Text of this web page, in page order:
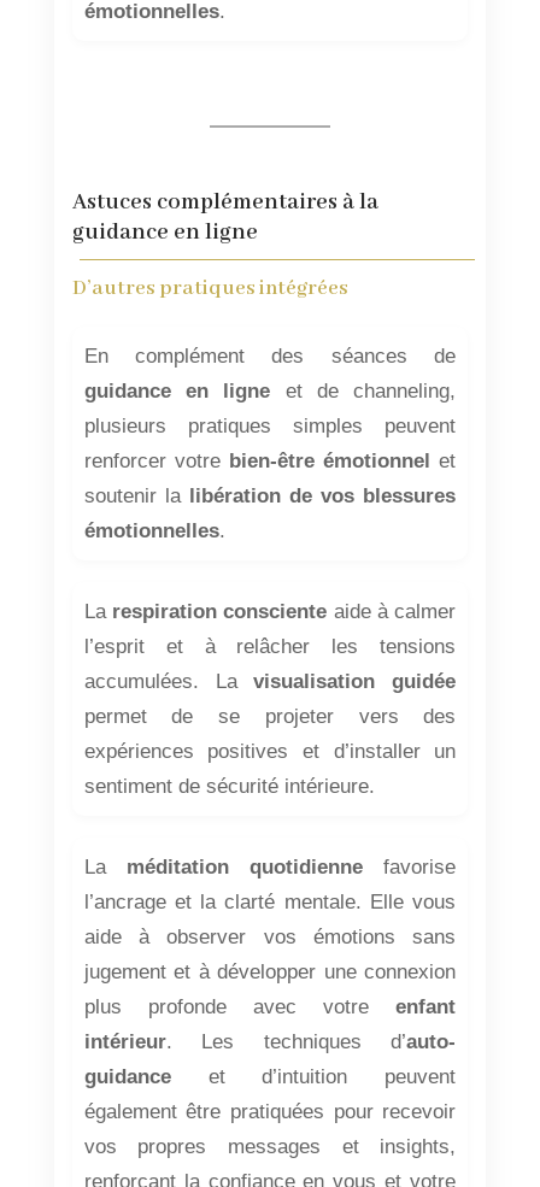
émotionnelles.
Astuces complémentaires à la
guidance en ligne
D’autres pratiques intégrées
En complément des séances de
guidance en ligne et de channeling,
plusieurs pratiques simples peuvent
renforcer votre bien-être émotionnel
et
soutenir la
libération de vos blessures
émotionnelles.
La respiration consciente aide à calmer
l’esprit et à relâcher les tensions
accumulées. Lavisualisation guidée
permet de se projeter vers des
expériences positives et d’installer un
sentiment de sécurité intérieure.
La méditation quotidienne favorise
l’ancrage et la clarté mentale. Elle vous
aide à observer vos émotions sans
jugement et à développer une connexion
plus profonde avec votreenfant
intérieur. Les techniques d’auto-
guidanceet d’intuition peuvent
également être pratiquées pour recevoir
vos propres messages et insights,
renforçant la confiance en vous et votre